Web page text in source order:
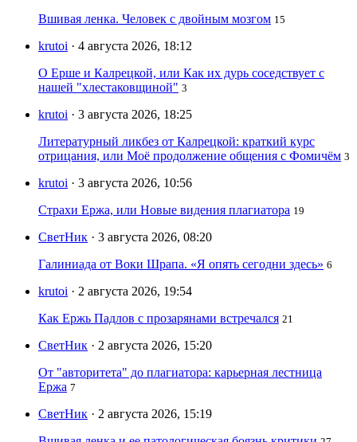
Вшивая ленка. Человек с двойным мозгом 15
krutoi · 4 августа 2026, 18:12
О Ерше и Калрецкой, или Как их дурь соседствует с
нашей "хлестаковщиной" 3
krutoi · 3 августа 2026, 18:25
Литературный ликбез от Калрецкой: краткий курс
отрицания, или Моё продолжение общения с Фомичём 3
krutoi · 3 августа 2026, 10:56
Страхи Ержа, или Новые видения плагиатора 19
СветНик · 3 августа 2026, 08:20
Галиниада от Воки Шрапа. «Я опять сегодни здесь» 6
krutoi · 2 августа 2026, 19:54
Как Ержь Падлов с прозарянами встречался 21
СветНик · 2 августа 2026, 15:20
От "авторитета" до плагиатора: карьерная лестница
Ержа 7
СветНик · 2 августа 2026, 15:19